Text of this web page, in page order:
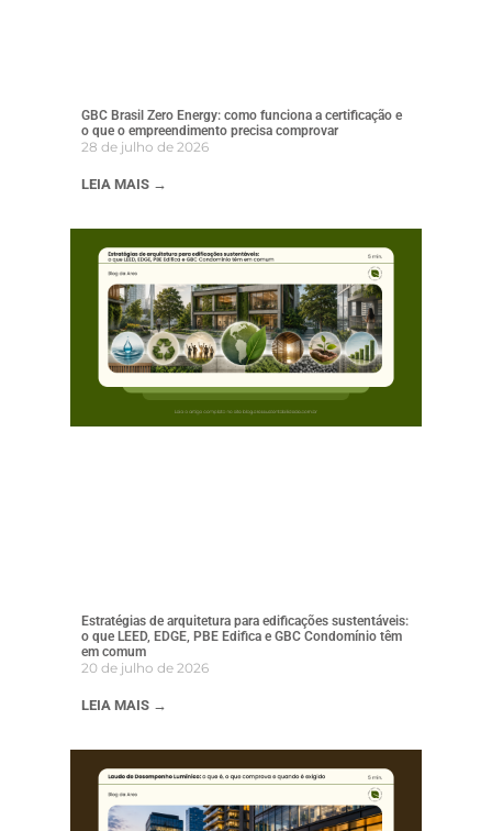
GBC Brasil Zero Energy: como funciona a certificação e
o que o empreendimento precisa comprovar
28 de julho de 2026
LEIA MAIS →
Estratégias de arquitetura para edificações sustentáveis:
o que LEED, EDGE, PBE Edifica e GBC Condomínio têm
em comum
20 de julho de 2026
LEIA MAIS →